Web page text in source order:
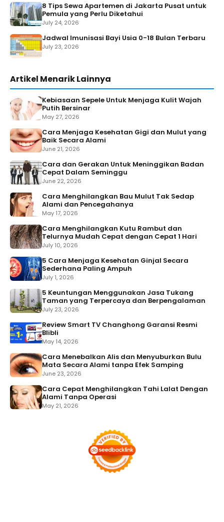
8 Tips Sewa Apartemen di Jakarta Pusat untuk
Pemula yang Perlu Diketahui
July 24, 2026
Jadwal Imunisasi Bayi Usia 0-18 Bulan Terbaru
July 23, 2026
Artikel Menarik Lainnya
Kebiasaan Sepele Untuk Menjaga Kulit Wajah
Putih Bersinar
May 27, 2026
Cara Menjaga Kesehatan Gigi dan Mulut yang
Baik Secara Alami
June 21, 2026
Cara dan Gerakan Untuk Meninggikan Badan
Cepat Dalam Seminggu
June 22, 2026
Cara Menghilangkan Bau Mulut Tak Sedap
Alami dan Pencegahanya
May 17, 2026
Cara Menghilangkan Kutu Rambut dan
Telurnya Mudah Cepat dengan Cepat 1 Hari
July 10, 2026
5 Cara Menjaga Kesehatan Ginjal Secara
Sederhana Paling Ampuh
July 1, 2026
5 Keuntungan Menggunakan Jasa Tukang
Taman yang Terpercaya dan Berpengalaman
July 23, 2026
Review Smart TV Changhong Garansi Resmi
Blibli
May 14, 2026
Cara Menebalkan Alis dan Menyuburkan Bulu
Mata Secara Alami tanpa Efek Samping
June 23, 2026
Cara Cepat Menghilangkan Tahi Lalat Dengan
Alami Tanpa Operasi
May 21, 2026